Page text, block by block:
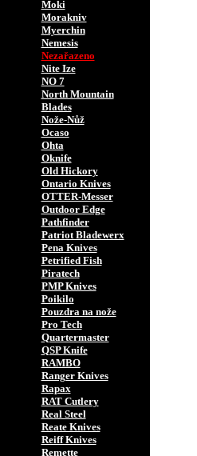
Moki
Morakniv
Myerchin
Nemesis
Nezařazeno
Nite Ize
NO 7
North Mountain
Blades
Nože-Nůž
Ocaso
Ohta
Oknife
Old Hickory
Ontario Knives
OTTER-Messer
Outdoor Edge
Pathfinder
Patriot Bladewerx
Pena Knives
Petrified Fish
Piratech
PMP Knives
Poikilo
Pouzdra na nože
Pro Tech
Quartermaster
QSP Knife
RAMBO
Ranger Knives
Rapax
RAT Cutlery
Real Steel
Reate Knives
Reiff Knives
Remette